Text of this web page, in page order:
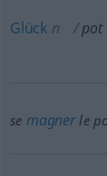
Glück n pot
se magnerle